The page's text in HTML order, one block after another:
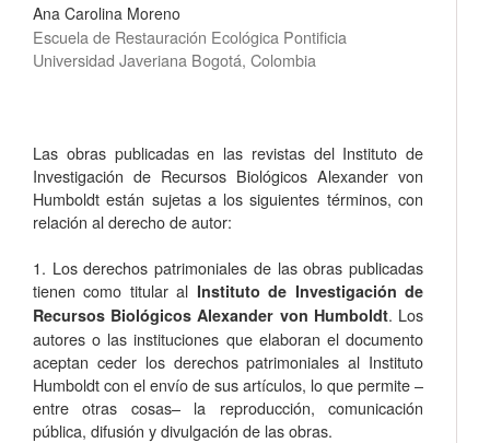
Ana Carolina Moreno
Escuela de Restauración Ecológica Pontificia
Universidad Javeriana Bogotá, Colombia
Las obras publicadas en las revistas del Instituto de
Investigación de Recursos Biológicos Alexander von
Humboldt están sujetas a los siguientes términos, con
relación al derecho de autor:
1. Los derechos patrimoniales de las obras publicadas
tienen como titular al Instituto de Investigación de
Recursos Biológicos Alexander von Humboldt. Los
autores o las instituciones que elaboran el documento
aceptan ceder los derechos patrimoniales al Instituto
Humboldt con el envío de sus artículos, lo que permite –
entre otras cosas­– la reproducción, comunicación
pública, difusión y divulgación de las obras.